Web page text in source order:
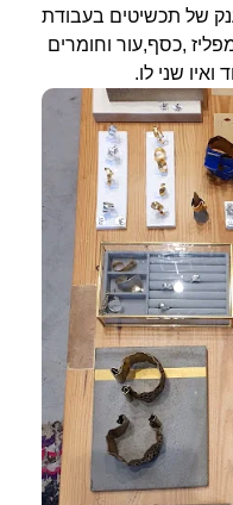
של תכשיטים בעבודת
,כסף,עור וחומרים
שני לו.